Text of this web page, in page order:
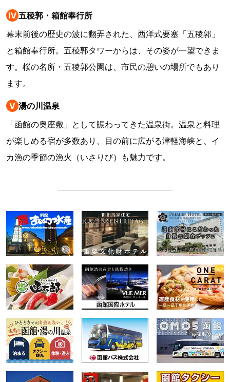
Ⅳ五稜郭・箱館奉行所
幕末前後の歴史の波に翻弄された、西洋式要塞「五稜郭」
と箱館奉行所。五稜郭タワーからは、その姿が一望できま
す。桜の名所・五稜郭公園は、市民の憩いの場所でもあり
ます。
Ⅴ 湯の川温泉
「函館の奥座敷」として賑わってきた温泉街。温泉と料理
が楽しめる宿が多数あり、目の前に広がる津軽海峡と、イ
カ漁の季節の漁火（いさりび）も魅力です。